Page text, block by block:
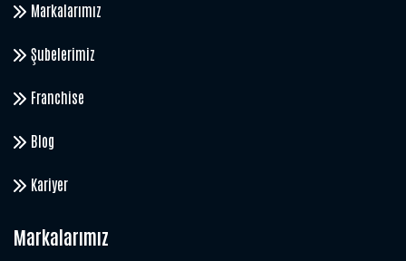
Markalarımız
Şubelerimiz
Franchise
Blog
Kariyer
Markalarımız